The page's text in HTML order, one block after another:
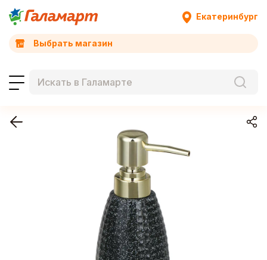
Екатеринбург
Выбрать магазин